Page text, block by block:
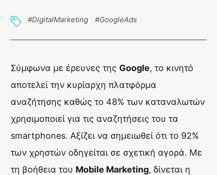
03 έργα
04 υπηρεσίες
Αρχ. Μακαρίου 14, 45221, Ιωάννινα
τ: +30 26510 24308|e: info@wapp.gr
blog επικοινωνία
#DigitalMarketing #GoogleAds
Σύμφωνα με έρευνες της Google, το κινητό
αποτελεί την κυρίαρχη πλατφόρμα
αναζήτησης καθώς το 48% των καταναλωτών
χρησιμοποιεί για τις αναζητήσεις του τα
smartphones. Αξίζει να σημειωθεί ότι το 92%
των χρηστών οδηγείται σε σχετική αγορά. Με
τη βοήθεια του Mobile Marketing, δίνεται η